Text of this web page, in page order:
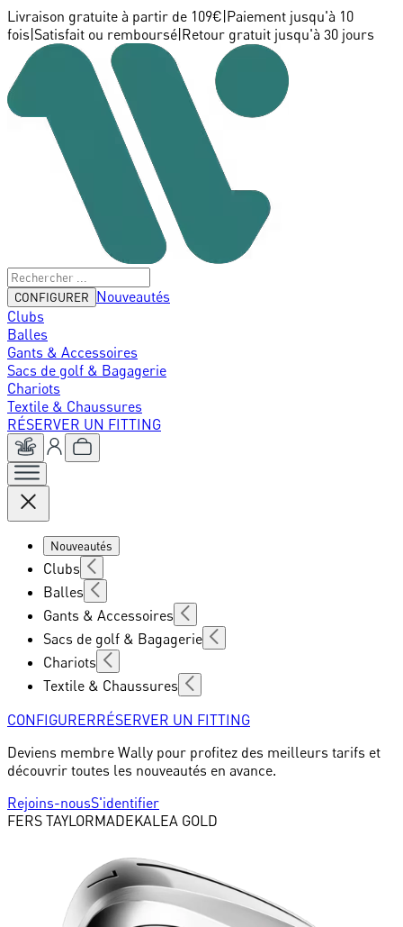
Livraison gratuite à partir de 109€ Paiement jusqu'à 10
fois Satisfait ou remboursé Retour gratuit jusqu'à 30 jours
CONFIGURER
Nouveautés
Clubs
Balles
Gants & Accessoires
Sacs de golf & Bagagerie
Chariots
Textile & Chaussures
RÉSERVER UN FITTING
Nouveautés
Clubs
Balles
Gants & Accessoires
Sacs de golf & Bagagerie
Chariots
Textile & Chaussures
CONFIGURERRÉSERVER UN FITTING
Deviens membre Wally pour profitez des meilleurs tarifs et
découvrir toutes les nouveautés en avance.
Rejoins-nousS'identifier
FERS TAYLORMADEKALEA GOLD